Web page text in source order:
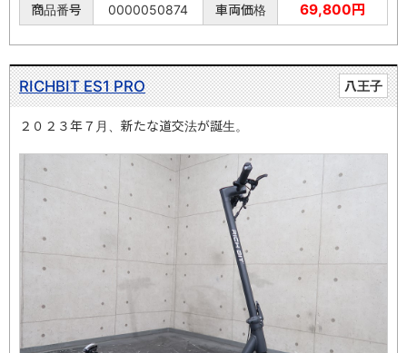
商品番号 0000050874 車両価格 69,800円
八王子
RICHBIT ES1 PRO
２０２３年７月、新たな道交法が誕生。